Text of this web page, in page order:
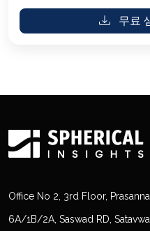
무료
Office No 2, 3rd Floor,
6A/1B/2A, Saswad RD,